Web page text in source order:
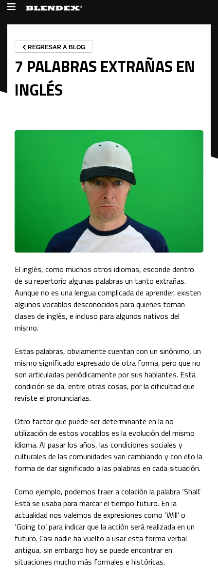
REGRESAR A BLOG
7 PALABRAS EXTRAÑAS EN
INGLÉS
El inglés, como muchos otros idiomas, esconde dentro
de su repertorio algunas palabras un tanto extrañas.
Aunque no es una lengua complicada de aprender, existen
algunos vocablos desconocidos para quienes toman
clases de inglés, e incluso para algunos nativos del
mismo.
Estas palabras, obviamente cuentan con un sinónimo, un
mismo significado expresado de otra forma, pero que no
son articuladas periódicamente por sus hablantes. Esta
condición se da, entre otras cosas, por la dificultad que
reviste el pronunciarlas.
Otro factor que puede ser determinante en la no
utilización de estos vocablos es la evolución del mismo
idioma. Al pasar los años, las condiciones sociales y
culturales de las comunidades van cambiando y con ello la
forma de dar significado a las palabras en cada situación.
Como ejemplo, podemos traer a colación la palabra ‘Shall’.
Esta se usaba para marcar el tiempo futuro. En la
actualidad nos valemos de expresiones como ‘Will’ o
‘Going to’ para indicar que la acción será realizada en un
futuro. Casi nadie ha vuelto a usar esta forma verbal
antigua, sin embargo hoy se puede encontrar en
situaciones mucho más formales e históricas.